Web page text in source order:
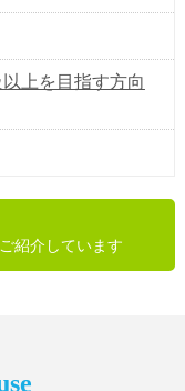
上を目指す方向
紹介しています